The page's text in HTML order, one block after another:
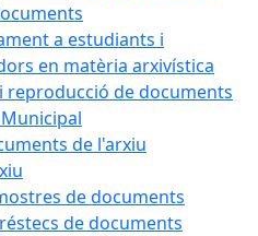
a estudiants i
en matèria arxivística
reproducció de documents
de l'arxiu
de documents
de documents